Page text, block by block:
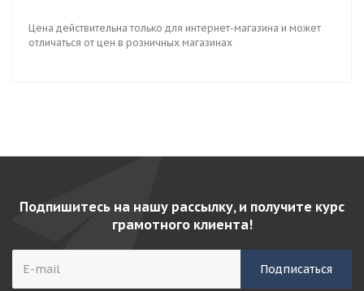
Цена действительна только для интернет-магазина и может
отличаться от цен в розничных магазинах
Подпишитесь на нашу рассылку, и получите курс
грамотного клиента!